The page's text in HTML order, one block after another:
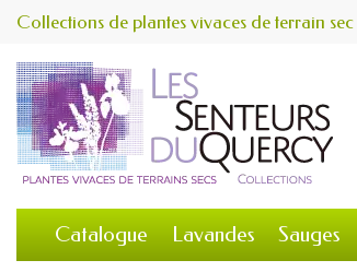
Collections de plantes vivaces de terrain sec
Catalogue Lavandes Sauges